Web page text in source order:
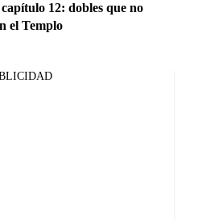
12: dobles que no
el Templo